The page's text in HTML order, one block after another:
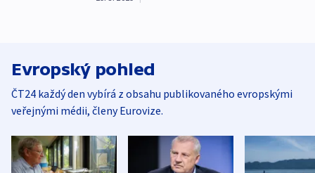
Evropský pohled
ČT24 každý den vybírá z obsahu publikovaného evropskými
veřejnými médii, členy Eurovize.